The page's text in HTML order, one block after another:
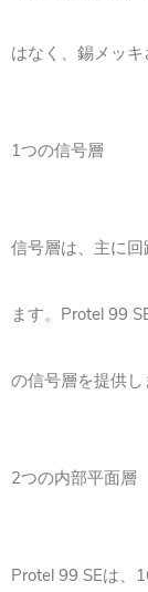
はなく、錫メッキ
1つの信号層
信号層は、主に
ます。Protel 99
の信号層を提供し
2つの内部平面層
Protel 99 SEは、